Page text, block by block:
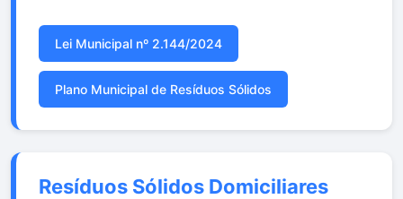
Lei Municipal nº 2.144/2024
Plano Municipal de Resíduos Sólidos
Resíduos Sólidos Domiciliares